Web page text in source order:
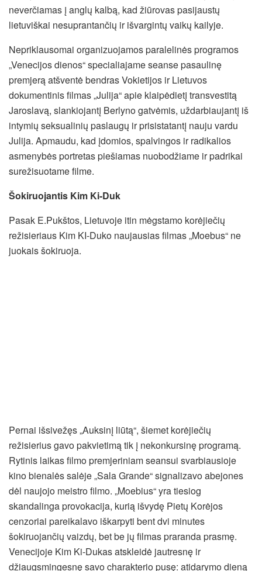
neverčiamas į anglų kalbą, kad žiūrovas pasijaustų
lietuviškai nesuprantančių ir išvargintų vaikų kailyje.
Nepriklausomai organizuojamos paralelinės programos
„Venecijos dienos“ specialiajame seanse pasaulinę
premjerą atšventė bendras Vokietijos ir Lietuvos
dokumentinis filmas „Julija“ apie klaipėdietį transvestitą
Jaroslavą, slankiojantį Berlyno gatvėmis, uždarbiaujantį iš
intymių seksualinių paslaugų ir prisistatantį nauju vardu
Julija. Apmaudu, kad įdomios, spalvingos ir radikalios
asmenybės portretas piešiamas nuobodžiame ir padrikai
surežisuotame filme.
Šokiruojantis Kim Ki-Duk
Pasak E.Pukštos, Lietuvoje itin mėgstamo korėjiečių
režisieriaus Kim KI-Duko naujausias filmas „Moebus“ ne
juokais šokiruoja.
Pernai išsivežęs „Auksinį liūtą“, šiemet korėjiečių
režisierius gavo pakvietimą tik į nekonkursinę programą.
Rytinis laikas filmo premjeriniam seansui svarbiausioje
kino bienalės salėje „Sala Grande“ signalizavo abejones
dėl naujojo meistro filmo. „Moebius“ yra tiesiog
skandalinga provokacija, kurią išvydę Pietų Korėjos
cenzoriai pareikalavo iškarpyti bent dvi minutes
šokiruojančių vaizdų, bet be jų filmas praranda prasmę.
Venecijoje Kim Ki-Dukas atskleidė jautresnę ir
džiaugsmingesnę savo charakterio pusę: atidarymo dieną